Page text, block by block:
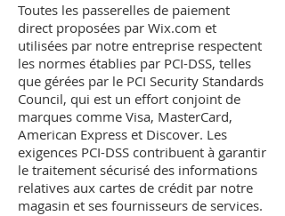
Toutes les passerelles de paiement
direct proposées par Wix.com et
utilisées par notre entreprise respectent
les normes établies par PCI-DSS, telles
que gérées par le PCI Security Standards
Council, qui est un effort conjoint de
marques comme Visa, MasterCard,
American Express et Discover. Les
exigences PCI-DSS contribuent à garantir
le traitement sécurisé des informations
relatives aux cartes de crédit par notre
magasin et ses fournisseurs de services.